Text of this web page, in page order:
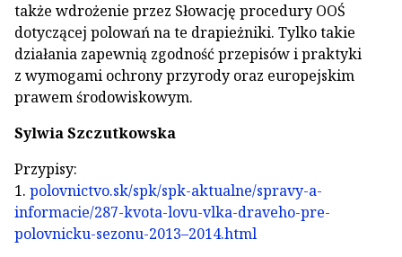
także wdrożenie przez Słowację procedury OOŚ
dotyczącej polowań na te drapieżniki. Tylko takie
działania zapewnią zgodność przepisów i praktyki
z wymogami ochrony przyrody oraz europejskim
prawem środowiskowym.
Sylwia Szczutkowska
Przypisy:
1. polovnictvo.sk/spk/spk-aktualne/spravy-a-
informacie/287-kvota-lovu-vlka-draveho-pre-
polovnicku-sezonu-2013–2014.html